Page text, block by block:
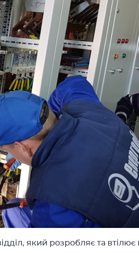
який розробляє та втілює